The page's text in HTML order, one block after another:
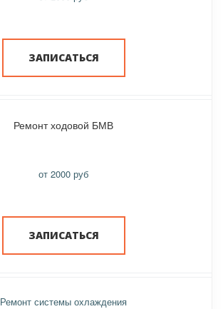
ЗАПИСАТЬСЯ
Ремонт ходовой БМВ
от 2000 руб
ЗАПИСАТЬСЯ
Ремонт системы охлаждения